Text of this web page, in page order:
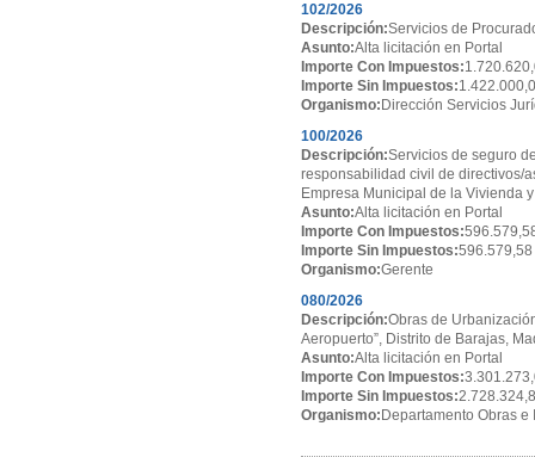
102/2026
Descripción:Servicios de
Asunto:Alta licitación en Portal
Importe Con Impuestos:
Importe Sin Impuestos:
Organismo: Dirección Servicios
100/2026
Descripción:Servicios de seguro
responsabilidad civil de directivos/
Empresa Municipal de la Vivienda
Asunto:Alta licitación en Portal
Importe Con Impuestos:
Importe Sin Impuestos:596.579,58
Organismo:Gerente
080/2026
Descripción:Obras de
Aeropuerto”, Distrito de Barajas,
Asunto:Alta licitación en Portal
Importe Con Impuestos:
Importe Sin Impuestos:
Organismo: Departamento Obras e